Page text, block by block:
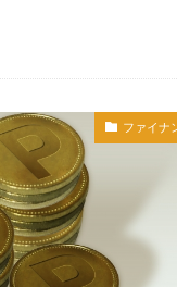
ファイナ